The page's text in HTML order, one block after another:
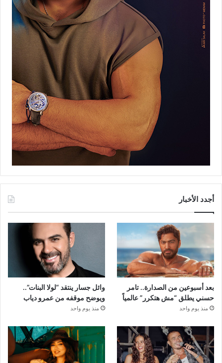
أجدد الأخبار
بعد أسبوعين من الصدارة.. تامر
حسني يطلق “مش هتكرر” عالمياً
منذ يوم واحد
وائل جسار ينتقد “لولا البنات”..
ويوضح موقفه من عمرو دياب
منذ يوم واحد